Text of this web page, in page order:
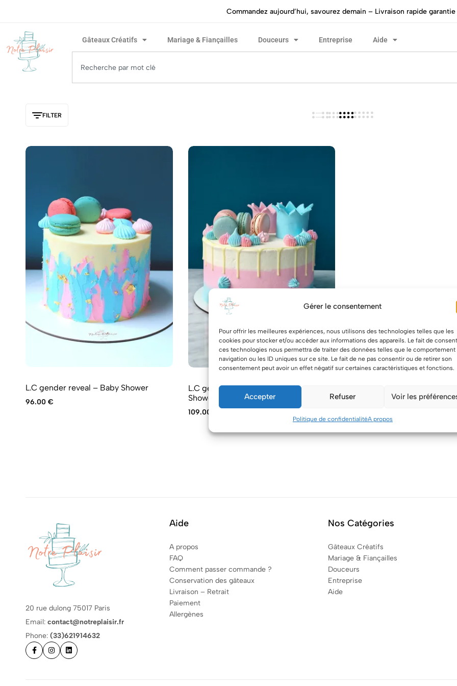
Gérer le consentement
Pour offrir les meilleures expériences, nous utilisons des technologies telles que les
cookies pour stocker et/ou accéder aux informations des appareils. Le fait de
ces technologies nous permettra de traiter des données telles que le comportement
navigation ou les ID uniques sur ce site. Le fait de ne pas consentir ou de retirer son
consentement peut avoir un effet négatif sur certaines caractéristiques et fonctions.
Accepter Refuser Voir les
Politique de confidentialitéA propos
Commandez aujourd’hui, savourez demain – Livraison rapide garantie
Gâteaux Créatifs Mariage & Fiançailles Douceurs Entreprise Aide
FILTER
L.C gender reveal – Baby Shower
96.00 €
L.C gender reveal couronne- Baby
Shower
109.00
20 rue dulong 75017 Paris
Email: contact@notreplaisir.fr
Phone: (33)621914632
Aide
A propos
FAQ
Comment passer commande ?
Conservation des gâteaux
Livraison – Retrait
Paiement
Allergènes
Nos Catégories
Gâteaux Créatifs
Mariage & Fiançailles
Douceurs
Entreprise
Aide